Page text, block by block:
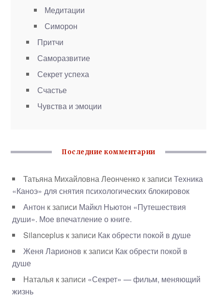
Медитации
Симорон
Притчи
Саморазвитие
Секрет успеха
Счастье
Чувства и эмоции
Последние комментарии
Татьяна Михайловна Леонченко к записиТехника
«Каноэ» для снятия психологических блокировок
Антон к записи Майкл Ньютон «Путешествия
души». Мое впечатление о книге.
Silanceplus к записи Как обрести покой в душе
Женя Ларионов к записи Как обрести покой в
душе
Наталья к записи «Секрет» — фильм, меняющий
жизнь